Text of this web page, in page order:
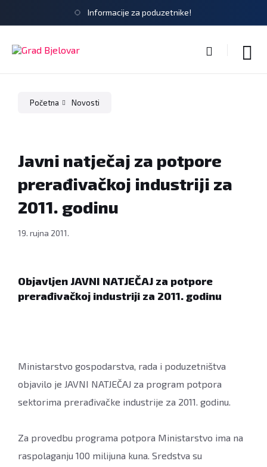
Informacije za poduzetnike!
Početna Novosti
Javni natječaj za potpore
prerađivačkoj industriji za
2011. godinu
19. rujna 2011.
Objavljen JAVNI NATJEČAJ za potpore
prerađivačkoj industriji za 2011. godinu
Ministarstvo gospodarstva, rada i poduzetništva
objavilo je JAVNI NATJEČAJ za program potpora
sektorima prerađivačke industrije za 2011. godinu.
Za provedbu programa potpora Ministarstvo ima na
raspolaganju 100 milijuna kuna. Sredstva su